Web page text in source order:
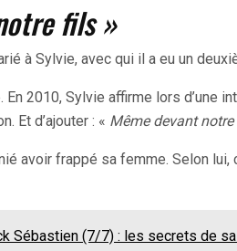
fils »
à Sylvie, avec qui il a eu un
En 2010, Sylvie affirme lors
Et d’ajouter : « Même devant
avoir frappé sa femme. Selon
Sébastien (7/7) : les secrets de